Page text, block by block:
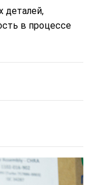
деталей,
в процессе